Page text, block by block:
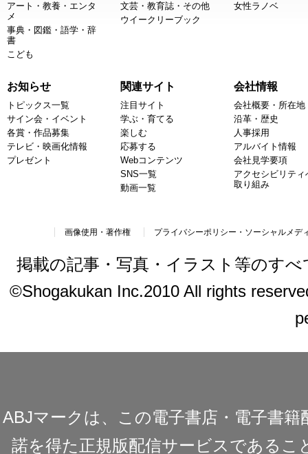
アート・教養・エンタ
メ
事典・図鑑・語学・辞
書
こども
文芸・教育誌・その他
ウイークリーブック
女性ラノベ
お知らせ
トピックス一覧
サイン会・イベント
各賞・作品募集
テレビ・映画化情報
プレゼント
関連サイト
注目サイト
学ぶ・育てる
楽しむ
応募する
Webコンテンツ
SNS一覧
動画一覧
会社情報
会社概要・所在地
沿革・歴史
人事採用
アルバイト情報
会社見学要項
アクセシビリティ
取り組み
画像使用・著作権 プライバシーポリシー・ソーシャルメデ
掲載の記事・写真・イラスト等のす
©Shogakukan Inc.2010 All rights
ABJマークは、この電子書店・電子書
諾を得た正規版配信サービスであるこ